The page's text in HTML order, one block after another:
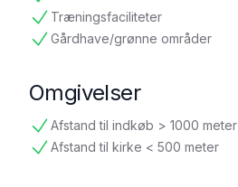
tilgængelig
Træningsfaciliteter
tilgængelig
Gårdhave/grønne områder
tilgængelig
Omgivelser
Afstand til indkøb > 1000 meter
tilgængelig
Afstand til kirke < 500 meter
tilgængelig